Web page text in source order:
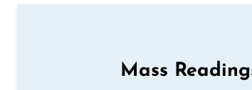
Mass